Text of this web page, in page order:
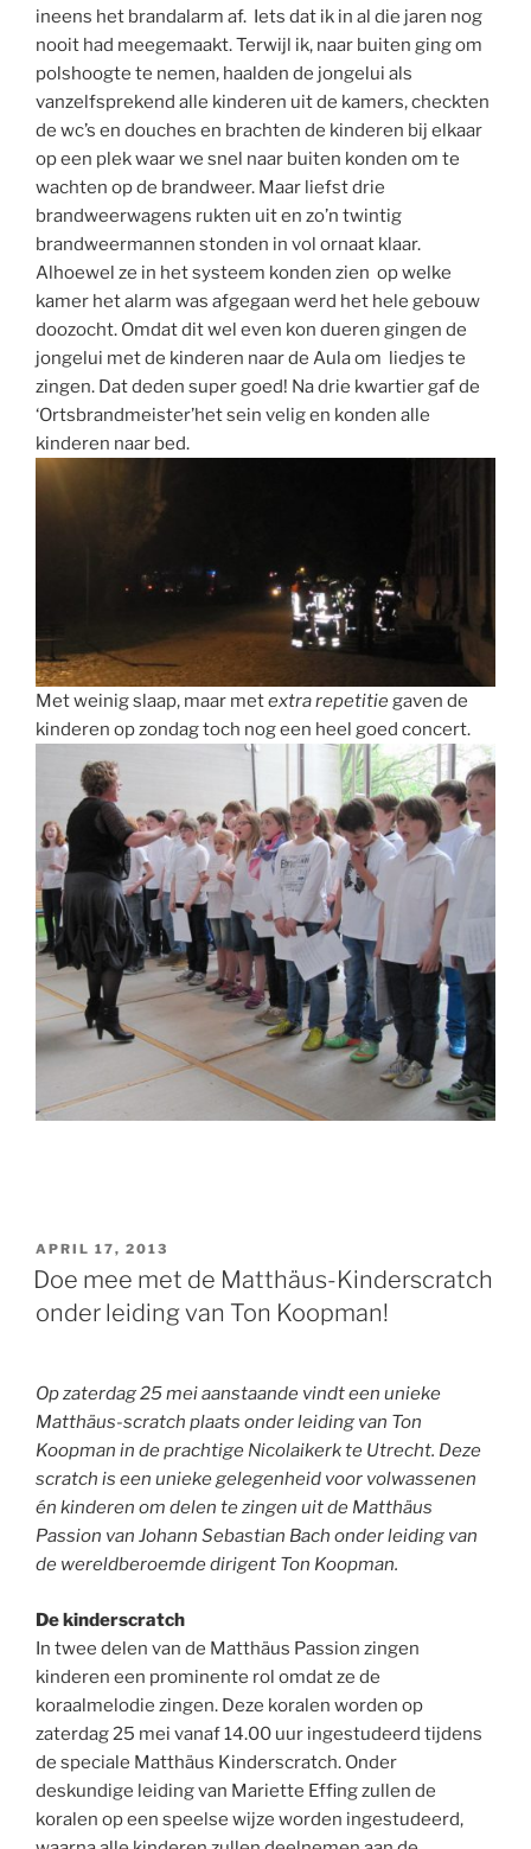
ineens het brandalarm af. Iets dat ik in al die jaren nog
nooit had meegemaakt. Terwijl ik, naar buiten ging om
polshoogte te nemen, haalden de jongelui als
vanzelfsprekend alle kinderen uit de kamers, checkten
de wc’s en douches en brachten de kinderen bij elkaar
op een plek waar we snel naar buiten konden om te
wachten op de brandweer. Maar liefst drie
brandweerwagens rukten uit en zo’n twintig
brandweermannen stonden in vol ornaat klaar.
Alhoewel ze in het systeem konden zien op welke
kamer het alarm was afgegaan werd het hele gebouw
doozocht. Omdat dit wel even kon dueren gingen de
jongelui met de kinderen naar de Aula om liedjes te
zingen. Dat deden super goed! Na drie kwartier gaf de
‘Ortsbrandmeister’het sein velig en konden alle
kinderen naar bed.
Met weinig slaap, maar metextra repetitiegaven de
kinderen op zondag toch nog een heel goed concert.
GEPLAATST
OP
APRIL 17, 2013
Doe mee met de Matthäus-Kinderscratch
onder leiding van Ton Koopman!
Op zaterdag 25 mei aanstaande vindt een unieke
Matthäus-scratch plaats onder leiding van Ton
Koopman in de prachtige Nicolaikerk te Utrecht. Deze
scratch is een unieke gelegenheid voor volwassenen
én kinderen om delen te zingen uit de Matthäus
Passion van Johann Sebastian Bach onder leiding van
de wereldberoemde dirigent Ton Koopman.
De kinderscratch
In twee delen van de Matthäus Passion zingen
kinderen een prominente rol omdat ze de
koraalmelodie zingen. Deze koralen worden op
zaterdag 25 mei vanaf 14.00 uur ingestudeerd tijdens
de speciale Matthäus Kinderscratch. Onder
deskundige leiding van Mariette Effing zullen de
koralen op een speelse wijze worden ingestudeerd,